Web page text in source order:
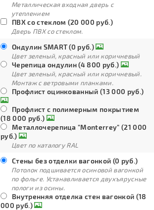
Металлическая входная дверь с
утеплением
ПВХ со стеклом (20 000 руб.)
Дверь ПВХ со стеклом.
Ондулин SMART (0 руб.)
Цвет зеленый, красный или коричневый
Черепица ондулин (4 800 руб.)
Цвет зеленый, красный или коричневый.
Монтаж с ветровыми планками.
Профлист оцинкованный (13 000 руб.)
Профлист с полимерным покрытием
(18 000 руб.)
Металлочерепица "Monterrey" (21 000
руб.)
Цвет по каталогу RAL
Стены без отделки вагонкой (0 руб.)
Потолок подшивается осиновой вагонкой
по фольге. Устанавливается двухъярусные
пологи из осины.
Внутренняя отделка стен вагонкой (18
000 руб.)